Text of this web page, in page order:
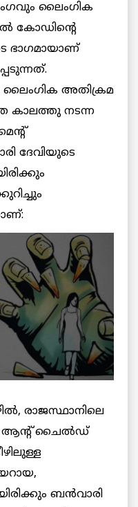
ലൈംഗിക
കോഡിന്റെ
ഭാഗമായാണ്
ലൈംഗിക അതിക്രമ
കാലത്തു നടന്ന
ദേവിയുടെ
രാജസ്ഥാനിലെ
ആന്റ് ചൈല്‍ഡ്
ബന്‍വാരി